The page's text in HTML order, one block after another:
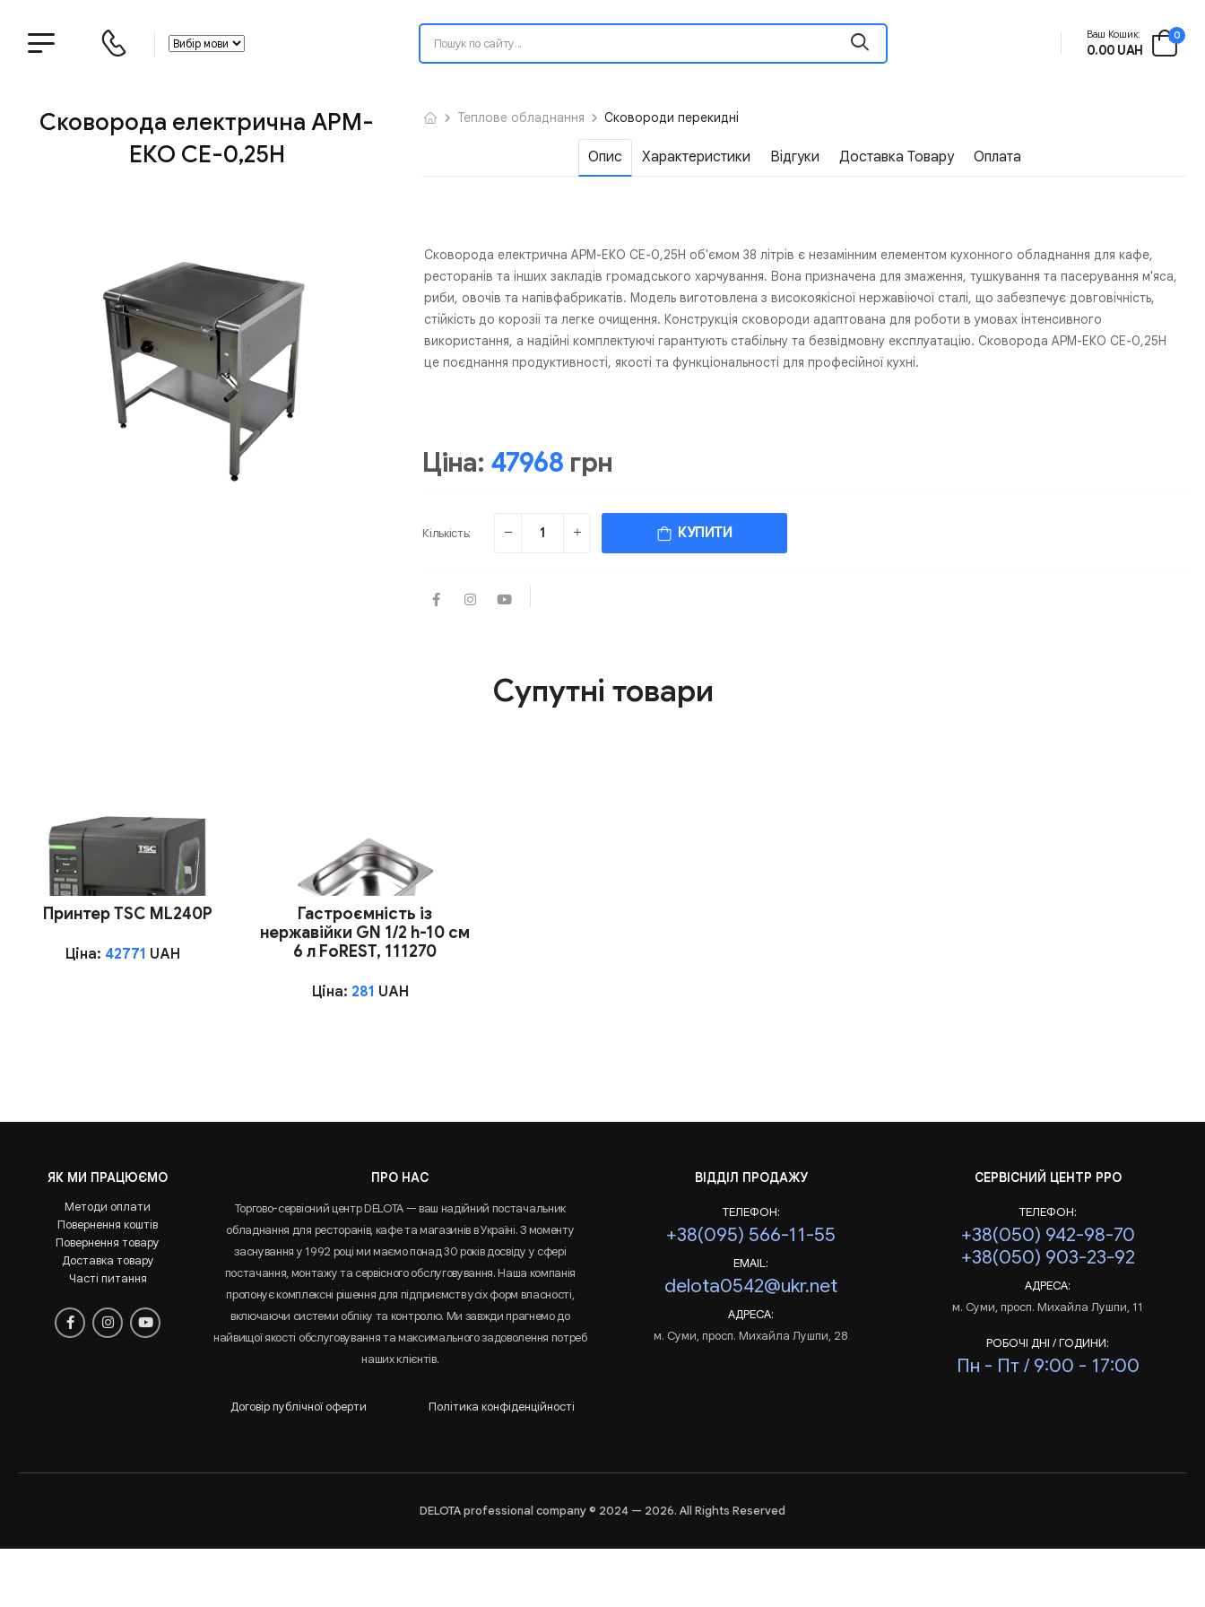
Ваш Кошик:
0.00 UAH
0
Сковорода електрична АРМ-
ЕКО СЕ-0,25Н
Теплове обладнання Сковороди перекидні
Опис Характеристики Відгуки Доставка Товару Оплата
Сковорода електрична АРМ-ЕКО СЕ-0,25Н об'ємом 38 літрів є незамінним елементом кухонного обладнання для кафе,
ресторанів та інших закладів громадського харчування. Вона призначена для змаження, тушкування та пасерування м'яса,
риби, овочів та напівфабрикатів. Модель виготовлена з високоякісної нержавіючої сталі, що забезпечує довговічність,
стійкість до корозії та легке очищення. Конструкція сковороди адаптована для роботи в умовах інтенсивного
використання, а надійні комплектуючі гарантують стабільну та безвідмовну експлуатацію. Сковорода АРМ-ЕКО СЕ-0,25Н
це поєднання продуктивності, якості та функціональності для професійної кухні.
Ціна: 47968 грн
Кількість: КУПИТИ
Супутні товари
Принтер TSC ML240P
Ціна: 42771 UAH
Гастроємність із
нержавійки GN 1/2 h-10 см
6 л FoREST, 111270
Ціна:281 UAH
ЯК МИ ПРАЦЮЄМО
Методи оплати
Повернення коштів
Повернення товару
Доставка товару
Часті питання
ПРО НАС
Торгово-сервісний центр DELOTA — ваш надійний постачальник
обладнання для ресторанів, кафе та магазинів в Україні. З моменту
заснування у 1992 році ми маємо понад 30 років досвіду у сфері
постачання, монтажу та сервісного обслуговування. Наша компанія
пропонує комплексні рішення для підприємств усіх форм власності,
включаючи системи обліку та контролю. Ми завжди прагнемо до
найвищої якості обслуговування та максимального задоволення потреб
наших клієнтів.
Договір публічної оферти Політика конфіденційності
ВІДДІЛ ПРОДАЖУ
ТЕЛЕФОН:
+38(095) 566-11-55
EMAIL:
delota0542@ukr.net
АДРЕСА:
м. Суми, просп. Михайла Лушпи, 28
СЕРВІСНИЙ ЦЕНТР РРО
ТЕЛЕФОН:
+38(050) 942-98-70
+38(050) 903-23-92
АДРЕСА:
м. Суми, просп. Михайла Лушпи, 11
РОБОЧІ ДНІ / ГОДИНИ:
Пн - Пт / 9:00 - 17:00
DELOTA professional company © 2024 — 2026. All Rights Reserved